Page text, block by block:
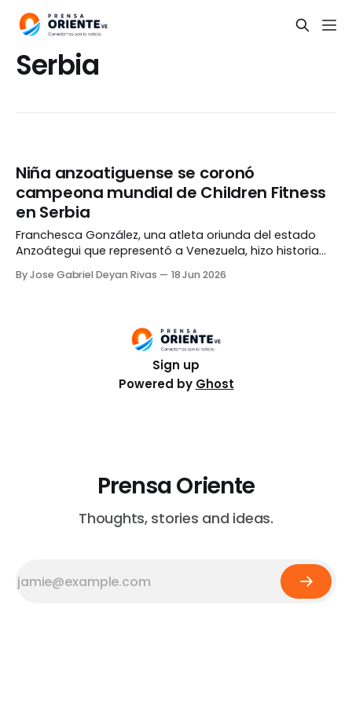
Serbia
Niña anzoatiguense se coronó
campeona mundial de Children Fitness
en Serbia
Franchesca González, una atleta oriunda del estado
Anzoátegui que representó a Venezuela, hizo historia
Children Fitness disputado en la ciudad de Čačak,
By Jose Gabriel Deyan Rivas 18 Jun 2026
Sign up
Powered by Ghost
Prensa Oriente
Thoughts, stories and ideas.